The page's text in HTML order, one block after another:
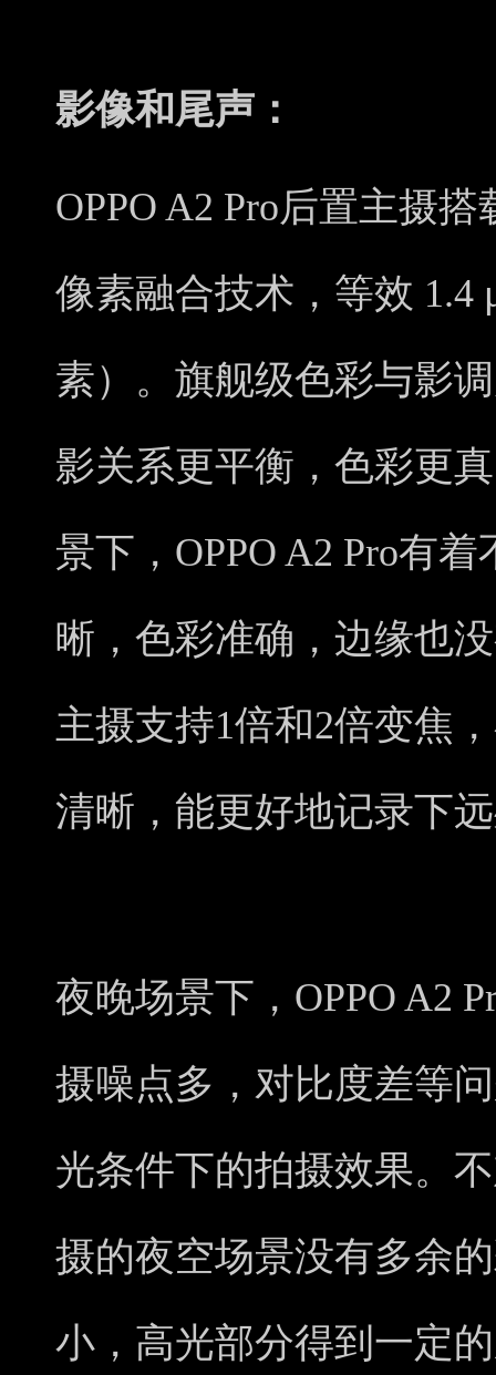
影像和尾声：
OPPO A2 Pro后置主摄
像素融合技术，等效 1.4
素）。旗舰级色彩与影
影关系更平衡，色彩更
景下，OPPO A2 Pro有
晰，色彩准确，边缘也
主摄支持1倍和2倍变焦
清晰，能更好地记录下
夜晚场景下，OPPO A2
摄噪点多，对比度差等
光条件下的拍摄效果。
摄的夜空场景没有多余
小，高光部分得到一定